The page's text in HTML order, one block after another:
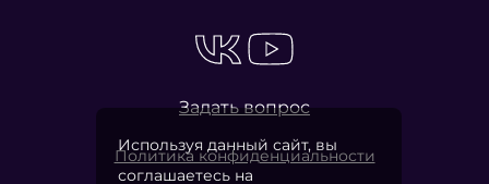
Задать вопрос
Политика конфиденциальности
Используя данный сайт, вы
соглашаетесь на